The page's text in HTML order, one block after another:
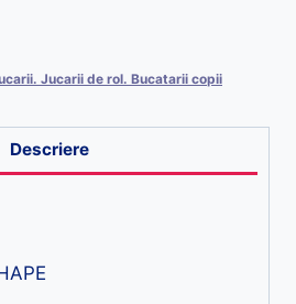
Jucarii de rol. Bucatarii copii
Descriere